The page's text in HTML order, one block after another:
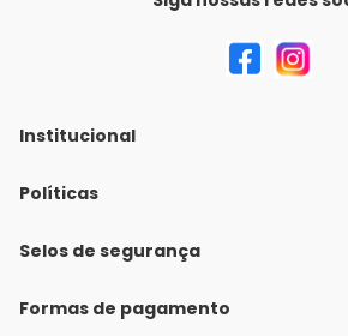
Institucional
Quem Somos
Nossas lojas
Políticas
Política de Envio
Políticas de Trocas e Devoluções
Selos de segurança
Formas de pagamento